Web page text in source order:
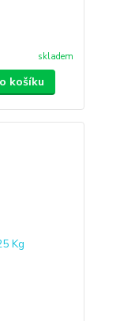
skladem
košíku